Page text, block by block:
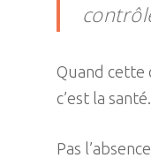
Quand cette
c’est la santé.
Pas